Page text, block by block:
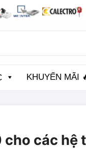
KHUYẾN MÃI
các